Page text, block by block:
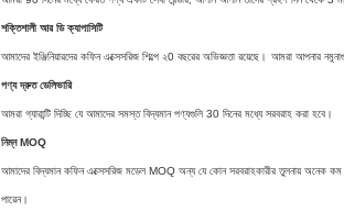
শক্তিশালী আর ডি ক্যাপাসিটি
আমাদের ইঞ্জিনিয়ারদের কফিন এক্সেসরিজ শিল্পে ২0 বছরের অভিজ্ঞতা রয়েছে। আমরা আপনার
পণ্য দ্রুত ডেলিভারি
আমরা গ্যারান্টি দিচ্ছি যে আমাদের সমস্ত বিদ্যমান পণ্যগুলি 30 দিনের মধ্যে সরবরাহ করা হবে।
নিম্ন MOQ
আমাদের বিদ্যমান কফিন এক্সেসরিজ মডেল MOQ অন্য যে কোন সরবরাহকারীর তুলনায় অনেক
পারেন।